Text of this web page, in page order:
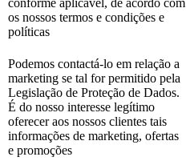
os nossos termos e condições e
políticas
Podemos contactá-lo em relação a
marketing se tal for permitido pela
Legislação de Proteção de Dados.
É do nosso interesse legítimo
oferecer aos nossos clientes tais
informações de marketing, ofertas
e promoções